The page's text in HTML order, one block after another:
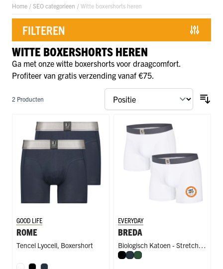
FILTEREN
Doorgaan naar productlijst
Home / SEO categorieen / Witte boxershorts heren
WITTE BOXERSHORTS HEREN
Ga met onze witte boxershorts voor draagcomfort.
Profiteer van gratis verzending vanaf €75.
2 Producten
GOOD LIFE
ROME
Tencel Lyocell, Boxershort
EVERYDAY
BREDA
Biologisch Katoen - Stretch,
Boxershort
Zwart
NavyDonkergroen